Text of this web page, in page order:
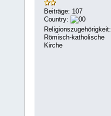
Beiträge: 107
Country:
Religionszugehörigkeit:
Römisch-katholische
Kirche